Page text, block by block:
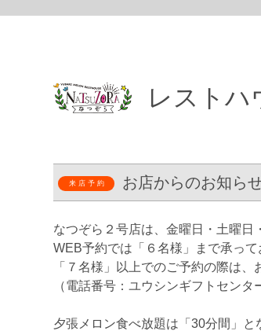
レストハ
お店からのお知ら
なつぞら２号店は、金曜日・土曜日
WEB予約では「６名様」まで承って
「７名様」以上でのご予約の際は
（電話番号：ユウシンギフトセン
夕張メロン食べ放題は「30分間」と